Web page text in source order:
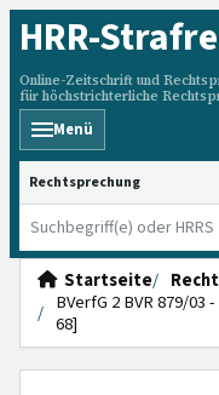
HRR-
Online-Zeitschrift und
für höchstrichterliche
Menü
HRRS durchsuchen
Startseite
BVerfG 2 BVR 879/03
68]